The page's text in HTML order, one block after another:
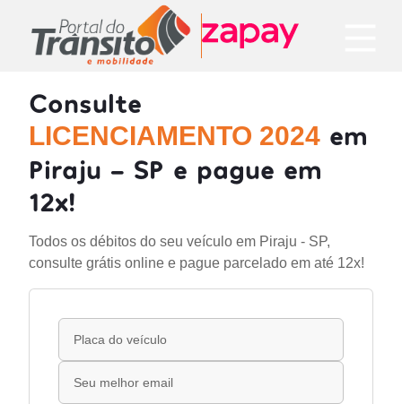
Consulte
LICENCIAMENTO 2024 em
Piraju - SP e pague em
12x!
Todos os débitos do seu veículo em Piraju - SP,
consulte grátis online e pague parcelado em até 12x!